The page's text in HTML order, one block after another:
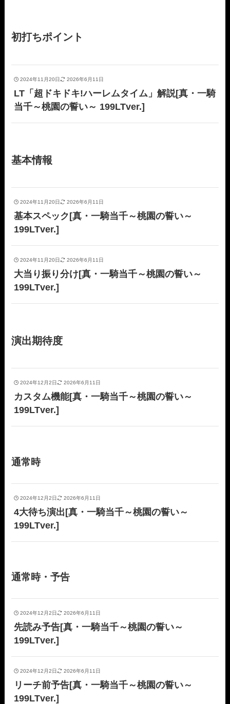
初打ちポイント
2024年11月20日 2026年6月11日
LT「超ドキドキ!ハーレムタイム」解説[真・一騎
当千～桃園の誓い～ 199LTver.]
基本情報
2024年11月20日 2026年6月11日
基本スペック[真・一騎当千～桃園の誓い～
199LTver.]
2024年11月20日 2026年6月11日
大当り振り分け[真・一騎当千～桃園の誓い～
199LTver.]
演出期待度
2024年12月2日 2026年6月11日
カスタム機能[真・一騎当千～桃園の誓い～
199LTver.]
通常時
2024年12月2日 2026年6月11日
4大待ち演出[真・一騎当千～桃園の誓い～
199LTver.]
通常時・予告
2024年12月2日 2026年6月11日
先読み予告[真・一騎当千～桃園の誓い～
199LTver.]
2024年12月2日 2026年6月11日
リーチ前予告[真・一騎当千～桃園の誓い～
199LTver.]